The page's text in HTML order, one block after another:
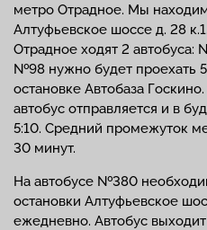
метро Отрадное. Мы
Алтуфьевское шоссе д. 28
Отрадное ходят 2
№98 нужно будет проехать
остановке Автобаза
автобус отправляется и в
5:10. Средний промежуток
30 минут.
На автобусе №380
остановки Алтуфьевское
ежедневно. Автобус